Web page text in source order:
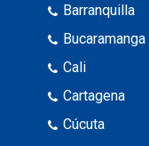
Barranquilla
Bucaramanga
Cali
Cartagena
Cúcuta